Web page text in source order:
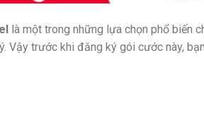
là một trong những lựa chọn phổ biến
Vậy trước khi đăng ký gói cước này,